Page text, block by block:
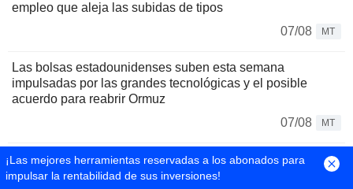
empleo que aleja las subidas de tipos
07/08
MT
Las bolsas estadounidenses suben esta semana
impulsadas por las grandes tecnológicas y el posible
acuerdo para reabrir Ormuz
07/08
MT
La renta variable estadounidense sube ante la mayor
probabilidad de una pausa de la Fed tras la inesperada
¡Las mejores herramientas reservadas a los abonados para
impulsar la rentabilidad de sus inversiones!